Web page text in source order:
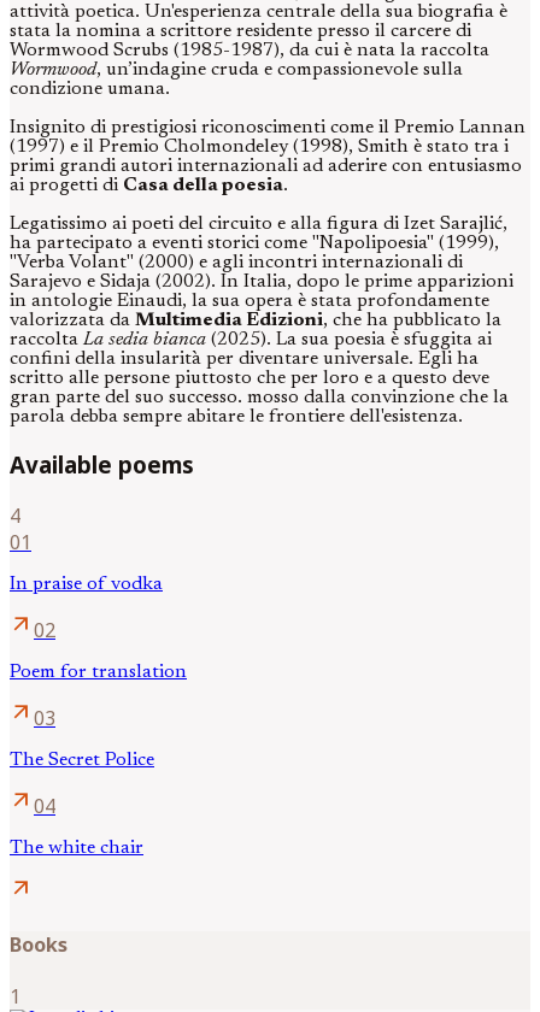
attività poetica. Un'esperienza centrale della sua biografia è
stata la nomina a scrittore residente presso il carcere di
Wormwood Scrubs (1985-1987), da cui è nata la raccolta
Wormwood, un’indagine cruda e compassionevole sulla
condizione umana.
Insignito di prestigiosi riconoscimenti come il Premio Lannan
(1997) e il Premio Cholmondeley (1998), Smith è stato tra i
primi grandi autori internazionali ad aderire con entusiasmo
ai progetti di Casa della poesia.
Legatissimo ai poeti del circuito e alla figura di Izet Sarajlić,
ha partecipato a eventi storici come "Napolipoesia" (1999),
"Verba Volant" (2000) e agli incontri internazionali di
Sarajevo e Sidaja (2002). In Italia, dopo le prime apparizioni
in antologie Einaudi, la sua opera è stata profondamente
valorizzata da Multimedia Edizioni, che ha pubblicato la
raccolta La sedia bianca (2025). La sua poesia è sfuggita ai
confini della insularità per diventare universale. Egli ha
scritto alle persone piuttosto che per loro e a questo deve
gran parte del suo successo. mosso dalla convinzione che la
parola debba sempre abitare le frontiere dell'esistenza.
Available poems
4
01
In praise of vodka
arrow_outward 02
Poem for translation
arrow_outward 03
The Secret Police
arrow_outward 04
The white chair
arrow_outward
Books
1